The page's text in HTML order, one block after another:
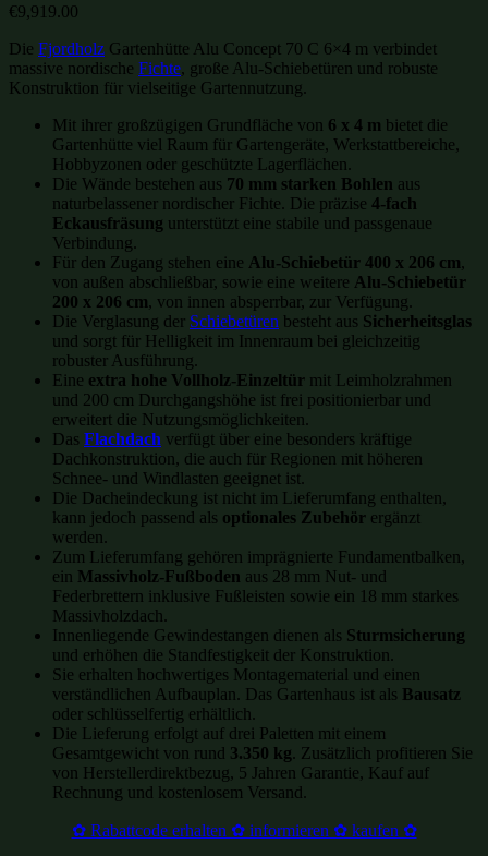
€9,919.00
Die Fjordholz Gartenhütte Alu Concept 70 C 6×4 m verbindet
massive nordische Fichte, große Alu-Schiebetüren und robuste
Konstruktion für vielseitige Gartennutzung.
Mit ihrer großzügigen Grundfläche von 6 x 4 m bietet die
Gartenhütte viel Raum für Gartengeräte, Werkstattbereiche,
Hobbyzonen oder geschützte Lagerflächen.
Die Wände bestehen aus 70 mm starken Bohlen aus
naturbelassener nordischer Fichte. Die präzise 4-fach
Eckausfräsung unterstützt eine stabile und passgenaue
Verbindung.
Für den Zugang stehen eine Alu-Schiebetür 400 x 206 cm,
von außen abschließbar, sowie eine weitere Alu-Schiebetür
200 x 206 cm, von innen absperrbar, zur Verfügung.
Die Verglasung der Schiebetüren besteht aus Sicherheitsglas
und sorgt für Helligkeit im Innenraum bei gleichzeitig
robuster Ausführung.
Eine extra hohe Vollholz-Einzeltür mit Leimholzrahmen
und 200 cm Durchgangshöhe ist frei positionierbar und
erweitert die Nutzungsmöglichkeiten.
Das Flachdach verfügt über eine besonders kräftige
Dachkonstruktion, die auch für Regionen mit höheren
Schnee- und Windlasten geeignet ist.
Die Dacheindeckung ist nicht im Lieferumfang enthalten,
kann jedoch passend als optionales Zubehör ergänzt
werden.
Zum Lieferumfang gehören imprägnierte Fundamentbalken,
ein Massivholz-Fußboden aus 28 mm Nut- und
Federbrettern inklusive Fußleisten sowie ein 18 mm starkes
Massivholzdach.
Innenliegende Gewindestangen dienen als Sturmsicherung
und erhöhen die Standfestigkeit der Konstruktion.
Sie erhalten hochwertiges Montagematerial und einen
verständlichen Aufbauplan. Das Gartenhaus ist als Bausatz
oder schlüsselfertig erhältlich.
Die Lieferung erfolgt auf drei Paletten mit einem
Gesamtgewicht von rund 3.350 kg. Zusätzlich profitieren Sie
von Herstellerdirektbezug, 5 Jahren Garantie, Kauf auf
Rechnung und kostenlosem Versand.
✿ Rabattcode erhalten ✿ informieren ✿ kaufen ✿